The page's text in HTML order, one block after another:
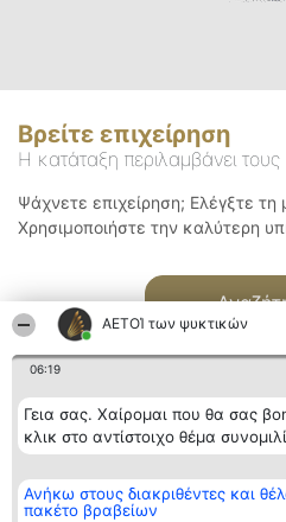
ΑΕΤΟΊ των ψυκτικών
06:19
Γεια σας. Χαίρομαι που θα σας
κλικ στο αντίστοιχο θέμα
Ανήκω στους διακριθέντες και
πακέτο βραβείων
Βρείτε επιχείρηση
Η κατάταξη περιλαμβάνει
Ψάχνετε επιχείρηση; Ελέγξτε
Χρησιμοποιήστε την καλύτερη
Διοργανωτής της
κατάταξης
BEAUTIFUL COMPANY